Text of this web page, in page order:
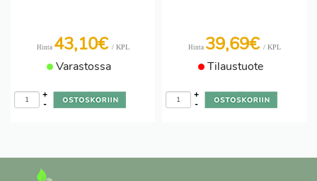
Hinta 43,10€ / KPL
Varastossa
-
+
Hinta 39,69€ / KPL
Tilaustuote
-
+